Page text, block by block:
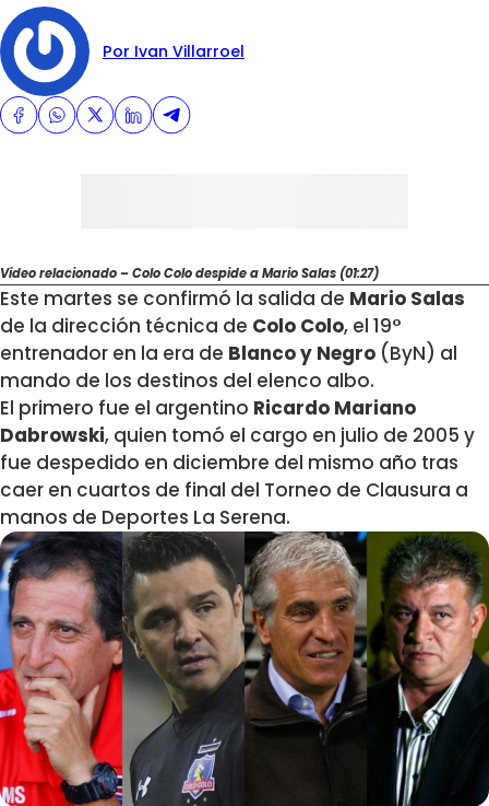
Por Ivan Villarroel
Video relacionado – Colo Colo despide a Mario Salas (01:27)
Este martes se confirmó la salida de Mario Salas
de la dirección técnica de Colo Colo, el 19°
entrenador en la era de Blanco y Negro (ByN) al
mando de los destinos del elenco albo.
El primero fue el argentino Ricardo Mariano
Dabrowski, quien tomó el cargo en julio de 2005 y
fue despedido en diciembre del mismo año tras
caer en cuartos de final del Torneo de Clausura a
manos de Deportes La Serena.